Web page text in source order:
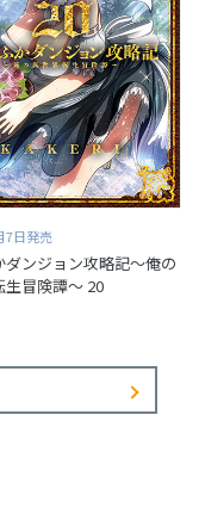
7日発売
ダンジョン攻略記～俺の
生冒険譚～ 20